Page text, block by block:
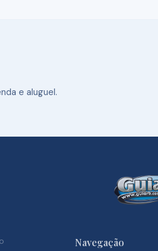
e aluguel.
Navegação